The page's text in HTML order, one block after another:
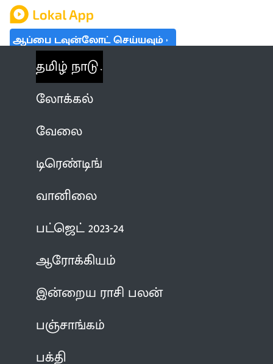
ஆப்பை டவுன்லோட் செய்யவும்
தமிழ் நாடு
லோக்கல்
வேலை
டிரெண்டிங்
வானிலை
பட்ஜெட் 2023-24
ஆரோக்கியம்
இன்றைய ராசி பலன்
பஞ்சாங்கம்
பக்தி